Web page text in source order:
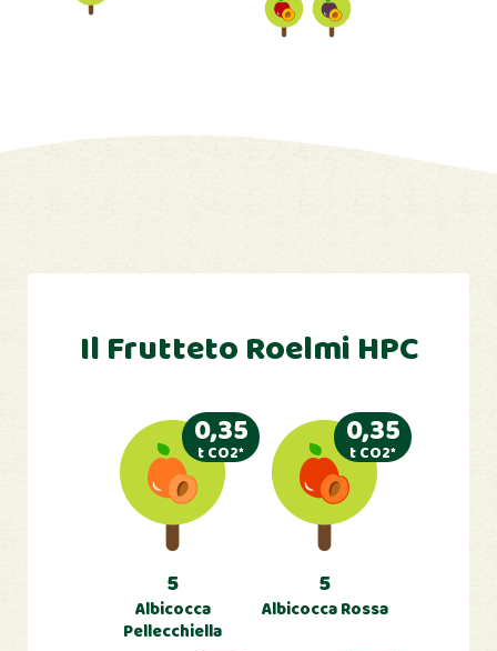
Il Frutteto Roelmi HPC
0,35
t CO2*
5
Albicocca
Pellecchiella
0,35
t CO2*
5
Albicocca Rossa